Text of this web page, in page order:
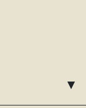
العربيّة
▸